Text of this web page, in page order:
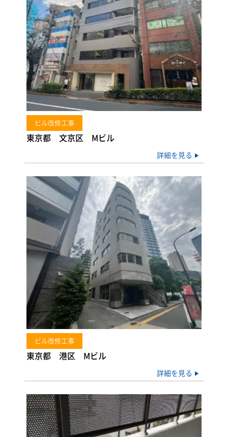
ビル改修工事
東京都 文京区 Mビル
詳細を見る
ビル改修工事
東京都 港区 Mビル
詳細を見る